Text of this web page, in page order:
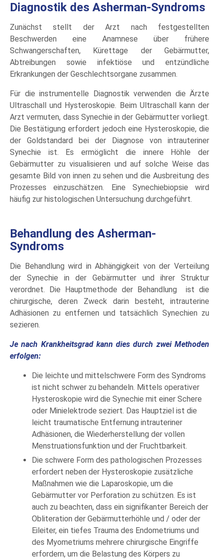
Diagnostik des Asherman-Syndroms
Zunächst stellt der Arzt nach festgestellten
Beschwerden eine Anamnese über frühere
Schwangerschaften, Kürettage der Gebärmutter,
Abtreibungen sowie infektiöse und entzündliche
Erkrankungen der Geschlechtsorgane zusammen.
Für die instrumentelle Diagnostik verwenden die Ärzte
Ultraschall und Hysteroskopie. Beim Ultraschall kann der
Arzt vermuten, dass Synechie in der Gebärmutter vorliegt.
Die Bestätigung erfordert jedoch eine Hysteroskopie, die
der Goldstandard bei der Diagnose von intrauteriner
Synechie ist. Es ermöglicht die innere Höhle der
Gebärmutter zu visualisieren und auf solche Weise das
gesamte Bild von innen zu sehen und die Ausbreitung des
Prozesses einzuschätzen. Eine Synechiebiopsie wird
häufig zur histologischen Untersuchung durchgeführt.
Behandlung des Asherman-
Syndroms
Die Behandlung wird in Abhängigkeit von der Verteilung
der Synechie in der Gebärmutter und ihrer Struktur
verordnet. Die Hauptmethode der Behandlung ist die
chirurgische, deren Zweck darin besteht, intrauterine
Adhäsionen zu entfernen und tatsächlich Synechien zu
sezieren.
Je nach Krankheitsgrad kann dies durch zwei Methoden
erfolgen:
Die leichte und mittelschwere Form des Syndroms
ist nicht schwer zu behandeln. Mittels operativer
Hysteroskopie wird die Synechie mit einer Schere
oder Minielektrode seziert. Das Hauptziel ist die
leicht traumatische Entfernung intrauteriner
Adhäsionen, die Wiederherstellung der vollen
Menstruationsfunktion und der Fruchtbarkeit.
Die schwere Form des pathologischen Prozesses
erfordert neben der Hysteroskopie zusätzliche
Maßnahmen wie die Laparoskopie, um die
Gebärmutter vor Perforation zu schützen. Es ist
auch zu beachten, dass ein signifikanter Bereich der
Obliteration der Gebärmutterhöhle und / oder der
Eileiter, ein tiefes Trauma des Endometriums und
des Myometriums mehrere chirurgische Eingriffe
erfordern, um die Belastung des Körpers zu